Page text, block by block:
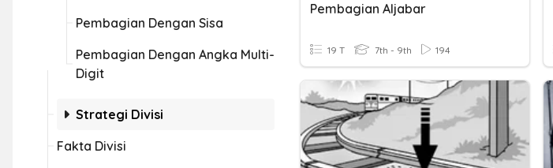
Pembagian Dengan Sisa
Pembagian Dengan Angka Multi-
Digit
Strategi Divisi
Fakta Divisi
Pembagian Aljabar
19 T 7th - 9th 194